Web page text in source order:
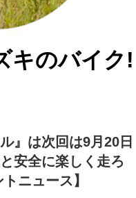
キのバイク!
』は次回は9月20日
安全に楽しく走ろ
ニュース】